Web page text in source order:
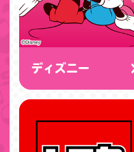
ディズニー